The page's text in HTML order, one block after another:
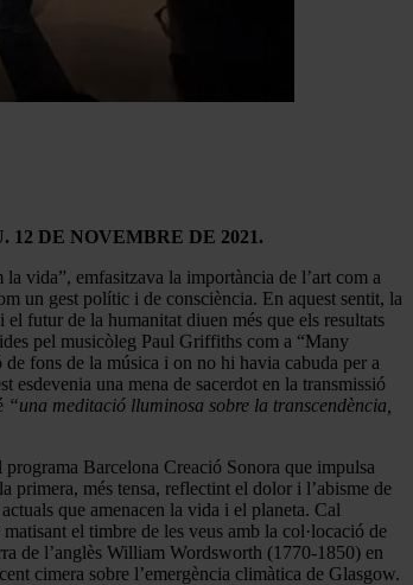
12 DE NOVEMBRE DE 2021.
vida”, emfasitzava la importància de l’art com a
un gest polític i de consciència. En aquest sentit, la
futur de la humanitat diuen més que els resultats
pel musicòleg Paul Griffiths com a “Many
fons de la música i on no hi havia cabuda per a
esdevenia una mena de sacerdot en la transmissió
“una meditació lluminosa sobre la transcendència,
Barcelona Creació Sonora que impulsa
primera, més tensa, reflectint el dolor i l’abisme de
que amenacen la vida i el planeta. Cal
matisant el timbre de les veus amb la col·locació de
de l’anglès William Wordsworth (1770-1850) en
cimera sobre l’emergència climàtica de Glasgow.